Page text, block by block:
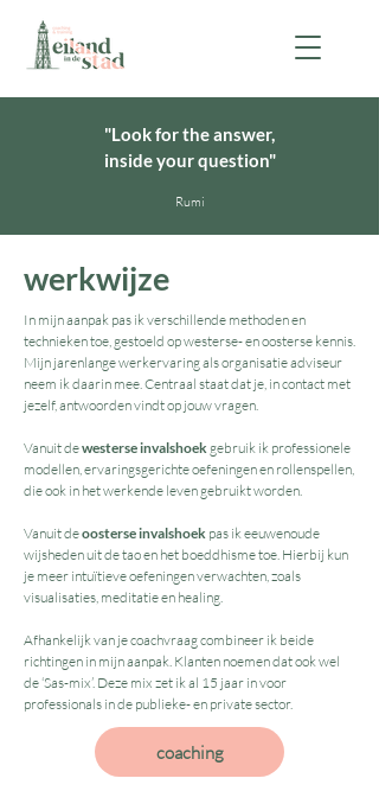
"Look for the answer,
inside your question"
Rumi
werkwijze
In mijn aanpak pas ik verschillende methoden en
technieken toe, gestoeld op westerse- en oosterse kennis.
Mijn jarenlange werkervaring als organisatie adviseur
neem ik daarin mee. Centraal staat dat je, in contact met
jezelf, antwoorden vindt op jouw vragen.
Vanuit dewesterse invalshoek gebruik ik professionele
modellen, ervaringsgerichte oefeningen en rollenspellen,
die ook in het werkende leven gebruikt worden.
Vanuit deoosterse invalshoek pas ik eeuwenoude
wijsheden uit de tao en het boeddhisme toe. Hierbij kun
je meer intuïtieve oefeningen verwachten, zoals
visualisaties, meditatie en healing.
Afhankelijk van je coachvraag combineer ik beide
richtingen in mijn aanpak. Klanten noemen dat ook wel
de ‘Sas-mix’. Deze mix zet ik al 15 jaar in voor
professionals in de publieke- en private sector.
coaching